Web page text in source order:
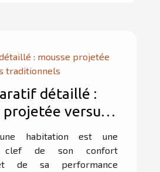
détaillé :
projetée versus
habitation est une
clef de son confort
de sa performance